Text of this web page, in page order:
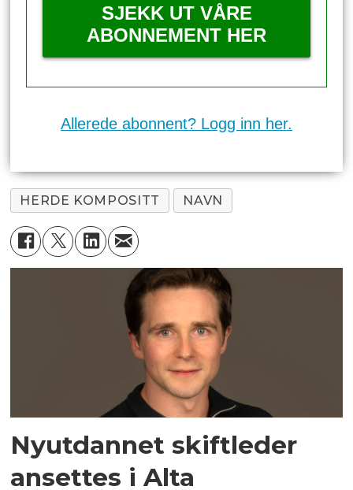
SJEKK UT VÅRE
ABONNEMENT HER
Allerede abonnent? Logg inn her.
HERDE KOMPOSITT NAVN
Nyutdannet skiftleder
ansettes i Alta